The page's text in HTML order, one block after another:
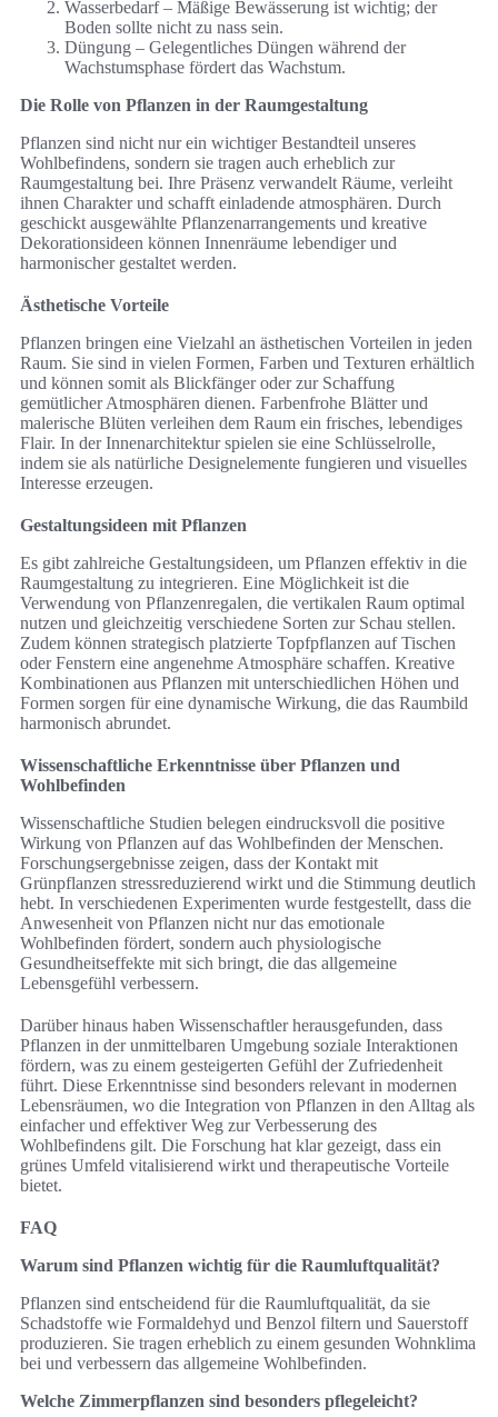
Wasserbedarf – Mäßige Bewässerung ist wichtig; der
Boden sollte nicht zu nass sein.
Düngung – Gelegentliches Düngen während der
Wachstumsphase fördert das Wachstum.
Die Rolle von Pflanzen in der Raumgestaltung
Pflanzen sind nicht nur ein wichtiger Bestandteil unseres
Wohlbefindens, sondern sie tragen auch erheblich zur
Raumgestaltung bei. Ihre Präsenz verwandelt Räume, verleiht
ihnen Charakter und schafft einladende atmosphären. Durch
geschickt ausgewählte Pflanzenarrangements und kreative
Dekorationsideen können Innenräume lebendiger und
harmonischer gestaltet werden.
Ästhetische Vorteile
Pflanzen bringen eine Vielzahl an ästhetischen Vorteilen in jeden
Raum. Sie sind in vielen Formen, Farben und Texturen erhältlich
und können somit als Blickfänger oder zur Schaffung
gemütlicher Atmosphären dienen. Farbenfrohe Blätter und
malerische Blüten verleihen dem Raum ein frisches, lebendiges
Flair. In der Innenarchitektur spielen sie eine Schlüsselrolle,
indem sie als natürliche Designelemente fungieren und visuelles
Interesse erzeugen.
Gestaltungsideen mit Pflanzen
Es gibt zahlreiche Gestaltungsideen, um Pflanzen effektiv in die
Raumgestaltung zu integrieren. Eine Möglichkeit ist die
Verwendung von Pflanzenregalen, die vertikalen Raum optimal
nutzen und gleichzeitig verschiedene Sorten zur Schau stellen.
Zudem können strategisch platzierte Topfpflanzen auf Tischen
oder Fenstern eine angenehme Atmosphäre schaffen. Kreative
Kombinationen aus Pflanzen mit unterschiedlichen Höhen und
Formen sorgen für eine dynamische Wirkung, die das Raumbild
harmonisch abrundet.
Wissenschaftliche Erkenntnisse über Pflanzen und
Wohlbefinden
Wissenschaftliche Studien belegen eindrucksvoll die positive
Wirkung von Pflanzen auf das Wohlbefinden der Menschen.
Forschungsergebnisse zeigen, dass der Kontakt mit
Grünpflanzen stressreduzierend wirkt und die Stimmung deutlich
hebt. In verschiedenen Experimenten wurde festgestellt, dass die
Anwesenheit von Pflanzen nicht nur das emotionale
Wohlbefinden fördert, sondern auch physiologische
Gesundheitseffekte mit sich bringt, die das allgemeine
Lebensgefühl verbessern.
Darüber hinaus haben Wissenschaftler herausgefunden, dass
Pflanzen in der unmittelbaren Umgebung soziale Interaktionen
fördern, was zu einem gesteigerten Gefühl der Zufriedenheit
führt. Diese Erkenntnisse sind besonders relevant in modernen
Lebensräumen, wo die Integration von Pflanzen in den Alltag als
einfacher und effektiver Weg zur Verbesserung des
Wohlbefindens gilt. Die Forschung hat klar gezeigt, dass ein
grünes Umfeld vitalisierend wirkt und therapeutische Vorteile
bietet.
FAQ
Warum sind Pflanzen wichtig für die Raumluftqualität?
Pflanzen sind entscheidend für die Raumluftqualität, da sie
Schadstoffe wie Formaldehyd und Benzol filtern und Sauerstoff
produzieren. Sie tragen erheblich zu einem gesunden Wohnklima
bei und verbessern das allgemeine Wohlbefinden.
Welche Zimmerpflanzen sind besonders pflegeleicht?